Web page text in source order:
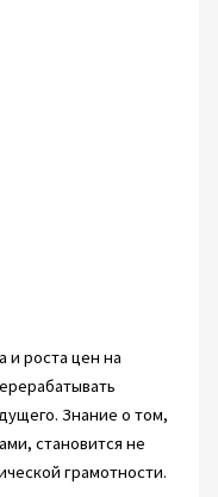
и роста цен на
Знание о том,
становится не
грамотности.